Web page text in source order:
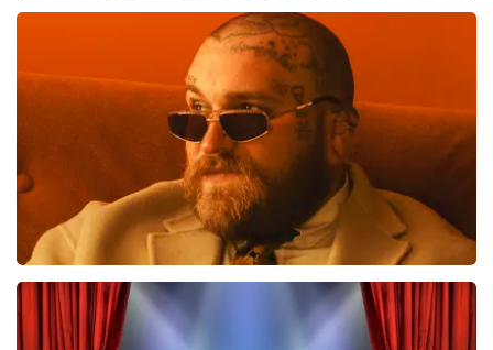
laatste 30 minuten
BESTEL NU
Teddy Swims
543 laatste 30 minuten